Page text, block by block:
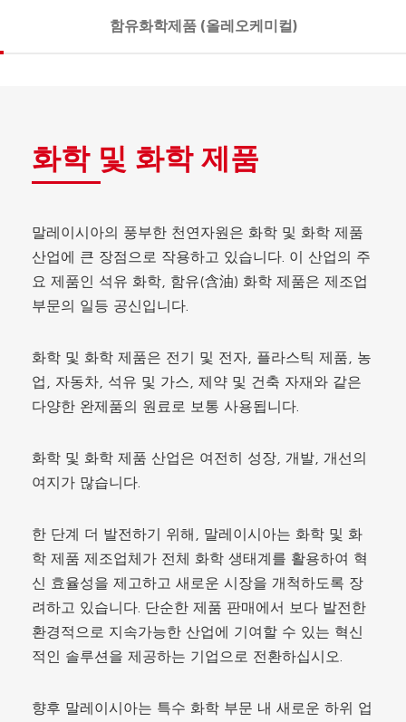
함유화학제품 (올레오케미컬)
화학 및 화학 제품
말레이시아의 풍부한 천연자원은 화학 및 화학 제품
산업에 큰 장점으로 작용하고 있습니다. 이 산업의 주
요 제품인 석유 화학, 함유(含油) 화학 제품은 제조업
부문의 일등 공신입니다.
화학 및 화학 제품은 전기 및 전자, 플라스틱 제품, 농
업, 자동차, 석유 및 가스, 제약 및 건축 자재와 같은
다양한 완제품의 원료로 보통 사용됩니다.
화학 및 화학 제품 산업은 여전히 성장, 개발, 개선의
여지가 많습니다.
한 단계 더 발전하기 위해, 말레이시아는 화학 및 화
학 제품 제조업체가 전체 화학 생태계를 활용하여 혁
신 효율성을 제고하고 새로운 시장을 개척하도록 장
려하고 있습니다. 단순한 제품 판매에서 보다 발전한
환경적으로 지속가능한 산업에 기여할 수 있는 혁신
적인 솔루션을 제공하는 기업으로 전환하십시오.
향후 말레이시아는 특수 화학 부문 내 새로운 하위 업